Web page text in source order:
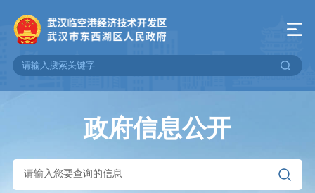
政府信息公开